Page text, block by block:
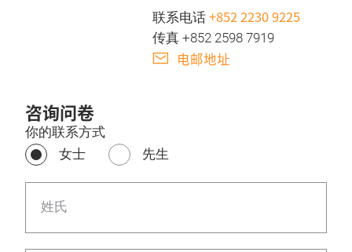
联系电话 +852 2230 9225
传真 +852 2598 7919
电邮地址
咨询问卷
你的联系方式
女士
先生
姓氏